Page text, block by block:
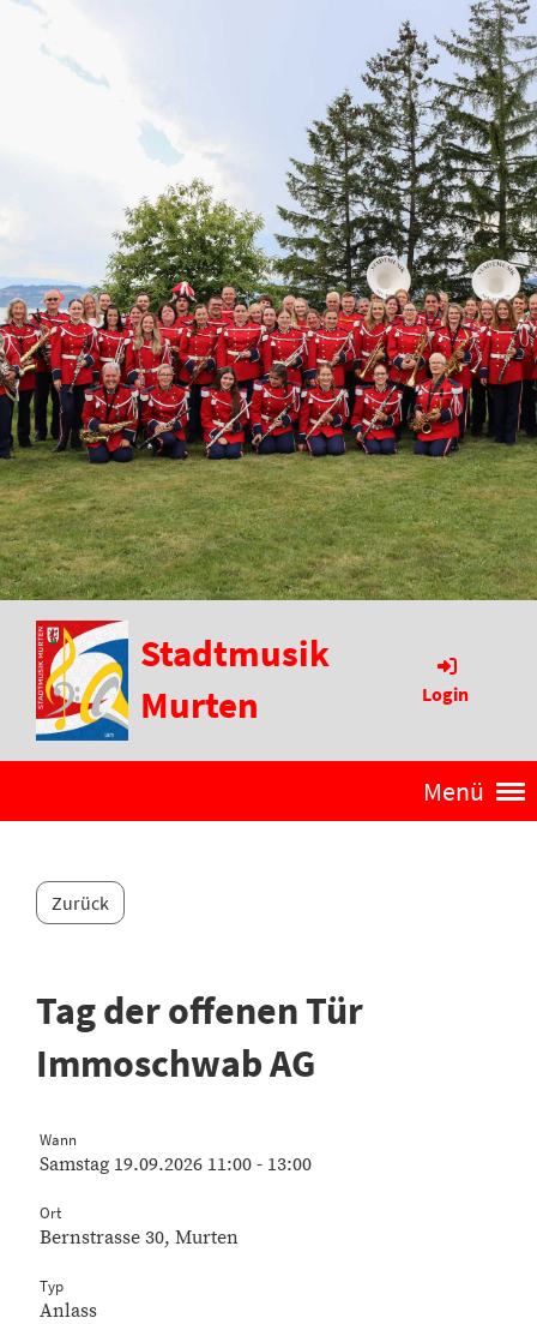
Stadtmusik
Murten
Login
Menü
Zurück
Tag der offenen Tür
Immoschwab AG
Wann
Samstag 19.09.2026 11:00 - 13:00
Ort
Bernstrasse 30, Murten
Typ
Anlass